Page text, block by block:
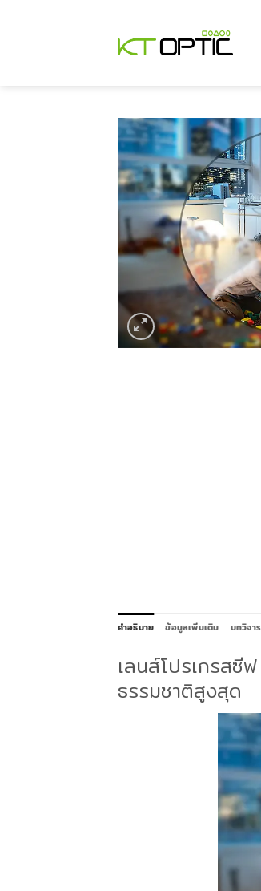
คำอธิบาย ข้อมูลเพิ่มเติม บทวิจา
เลนส์โปรเกรสซี
ธรรมชาติสูงสุด